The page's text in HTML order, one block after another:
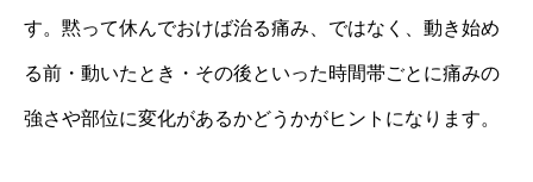
す。黙って休んでおけば治る痛み、ではなく、動き始め
る前・動いたとき・その後といった時間帯ごとに痛みの
強さや部位に変化があるかどうかがヒントになります。